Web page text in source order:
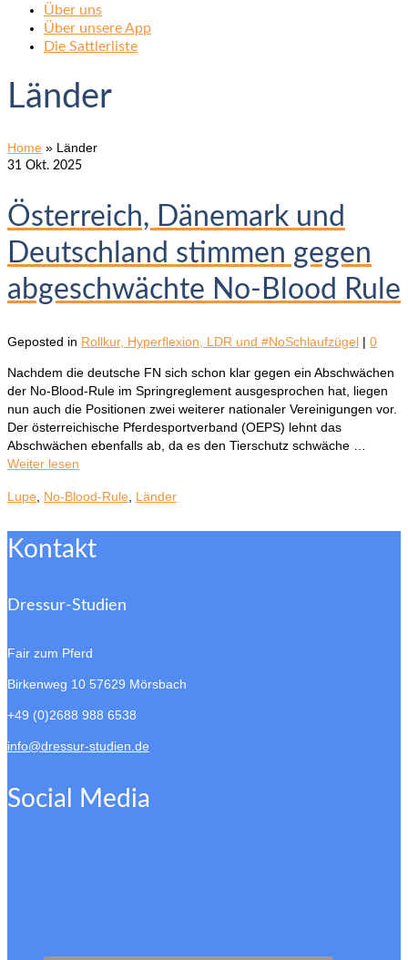
Über uns
Über unsere App
Die Sattlerliste
Länder
Home » Länder
31 Okt. 2025
Österreich, Dänemark und
Deutschland stimmen gegen
abgeschwächte No-Blood Rule
Geposted in Rollkur, Hyperflexion, LDR und #NoSchlaufzügel | 0
Nachdem die deutsche FN sich schon klar gegen ein Abschwächen
der No-Blood-Rule im Springreglement ausgesprochen hat, liegen
nun auch die Positionen zwei weiterer nationaler Vereinigungen vor.
Der österreichische Pferdesportverband (OEPS) lehnt das
Abschwächen ebenfalls ab, da es den Tierschutz schwäche …
Weiter lesen
Lupe No-Blood-Rule Länder
Kontakt
Dressur-Studien
Fair zum Pferd
Birkenweg 10 57629 Mörsbach
+49 (0)2688 988 6538
info@dressur-studien.de
Social Media